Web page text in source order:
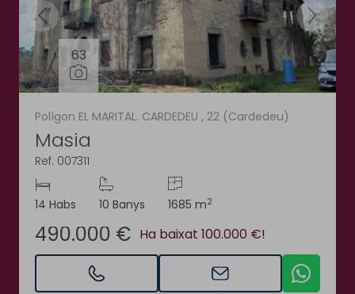
63
Polígon EL MARITAL. CARDEDEU , 22 (Cardedeu)
Masia
Ref. 007311
14 Habs 10 Banys 1685 m2
490.000 € Ha baixat 100.000 €!